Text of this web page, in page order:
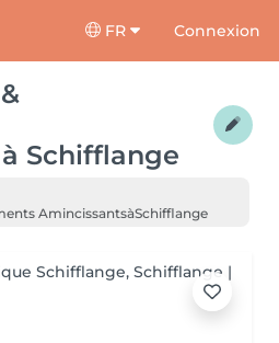
FR Connexion
à Schifflange
AmincissantsàSchifflange